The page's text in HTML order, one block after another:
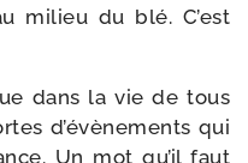
milieu du blé. C’est
dans la vie de tous
d’évènements qui
Un mot qu’il faut